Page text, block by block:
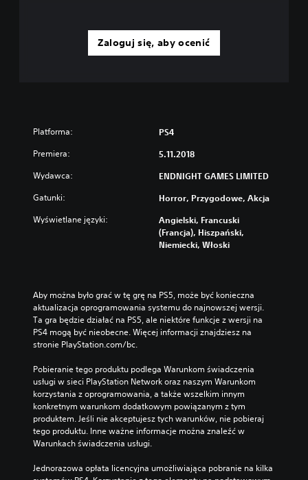
Zaloguj się, aby ocenić
Platforma: PS4
Premiera: 5.11.2018
Wydawca: ENDNIGHT GAMES LIMITED
Gatunki: Horror, Przygodowe, Akcja
Wyświetlane języki:
Angielski, Francuski
(Francja), Hiszpański,
Niemiecki, Włoski
Aby można było grać w tę grę na PS5, może być konieczna
aktualizacja oprogramowania systemu do najnowszej wersji.
Ta gra będzie działać na PS5, ale niektóre funkcje z wersji na
PS4 mogą być nieobecne. Więcej informacji znajdziesz na
stronie PlayStation.com/bc.
Pobieranie tego produktu podlega Warunkom świadczenia
usługi w sieci PlayStation Network oraz naszym Warunkom
korzystania z oprogramowania, a także wszelkim innym
konkretnym warunkom dodatkowym powiązanym z tym
produktem. Jeśli nie akceptujesz tych warunków, nie pobieraj
tego produktu. Inne ważne informacje można znaleźć w
Warunkach świadczenia usługi.
Jednorazowa opłata licencyjna umożliwiająca pobranie na kilka